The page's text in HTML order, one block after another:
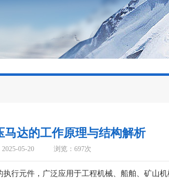
马达的工作原理与结构解析
2025-05-20 浏览：697次
行元件，广泛应用于工程机械、船舶、矿山